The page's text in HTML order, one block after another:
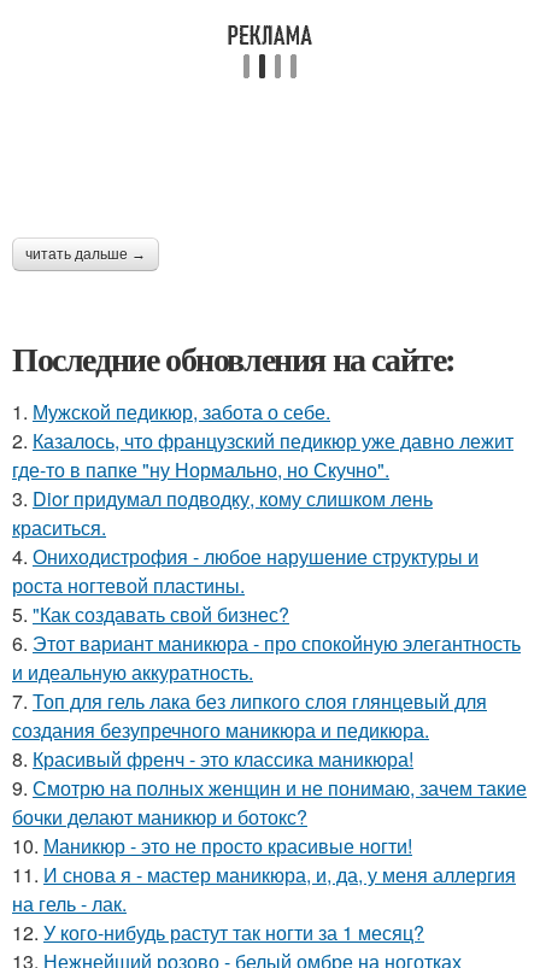
читать дальше →
Последние обновления на сайте:
1. Мужской педикюр, забота о себе.
2. Казалось, что французский педикюр уже давно лежит
где-то в папке "ну Нормально, но Скучно".
3. Dior придумал подводку, кому слишком лень
краситься.
4. Ониходистрофия - любое нарушение структуры и
роста ногтевой пластины.
5. "Как создавать свой бизнес?
6. Этот вариант маникюра - про спокойную элегантность
и идеальную аккуратность.
7. Топ для гель лака без липкого слоя глянцевый для
создания безупречного маникюра и педикюра.
8. Красивый френч - это классика маникюра!
9. Смотрю на полных женщин и не понимаю, зачем такие
бочки делают маникюр и ботокс?
10. Маникюр - это не просто красивые ногти!
11. И снова я - мастер маникюра, и, да, у меня аллергия
на гель - лак.
12. У кого-нибудь растут так ногти за 1 месяц?
13. Нежнейший розово - белый омбре на ноготках